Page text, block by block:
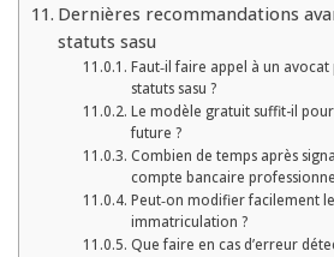
Dernières recommandations
statuts sasu
Faut‑il faire appel à un
statuts sasu ?
Le modèle gratuit suffit-il
future ?
Combien de temps après
compte bancaire
Peut‑on modifier facilement
immatriculation ?
Que faire en cas d’erreur